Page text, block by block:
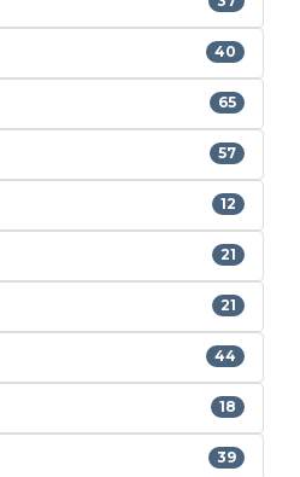
40
65
57
12
21
21
44
18
39